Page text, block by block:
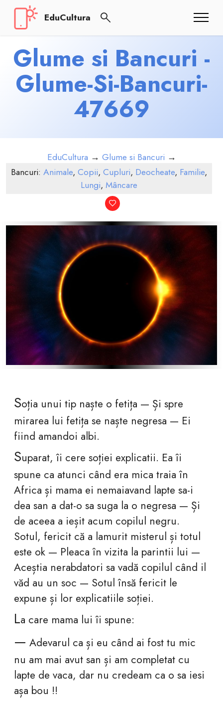
EduCultura
Glume si Bancuri -
Glume-Si-Bancuri-
47669
EduCultura → Glume si Bancuri →
Bancuri: Animale, Copii, Cupluri, Deocheate, Familie,
Lungi, Mâncare
Soția unui tip naște o fetița — Și spre
mirarea lui fetița se naște negresa — Ei
fiind amandoi albi.
Suparat, îi cere soției explicatii. Ea îi
spune ca atunci când era mica traia în
Africa și mama ei nemaiavand lapte sa-i
dea san a dat-o sa suga la o negresa — Și
de aceea a ieșit acum copilul negru.
Sotul, fericit că a lamurit misterul și totul
este ok — Pleaca în vizita la parintii lui —
Aceștia nerabdatori sa vadă copilul când il
văd au un soc — Sotul însă fericit le
expune și lor explicatiile soției.
La care mama lui îi spune:
— Adevarul ca și eu când ai fost tu mic
nu am mai avut san și am completat cu
lapte de vaca, dar nu credeam ca o sa iesi
așa bou !!